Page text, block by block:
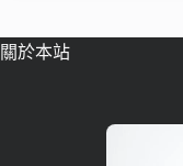
關於本站